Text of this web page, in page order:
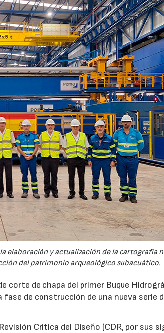
elaboración y actualización de la cartografía
del patrimonio arqueológico subacuático.
corte de chapa del primer Buque
fase de construcción de una nueva serie
Crítica del Diseño (CDR, por sus